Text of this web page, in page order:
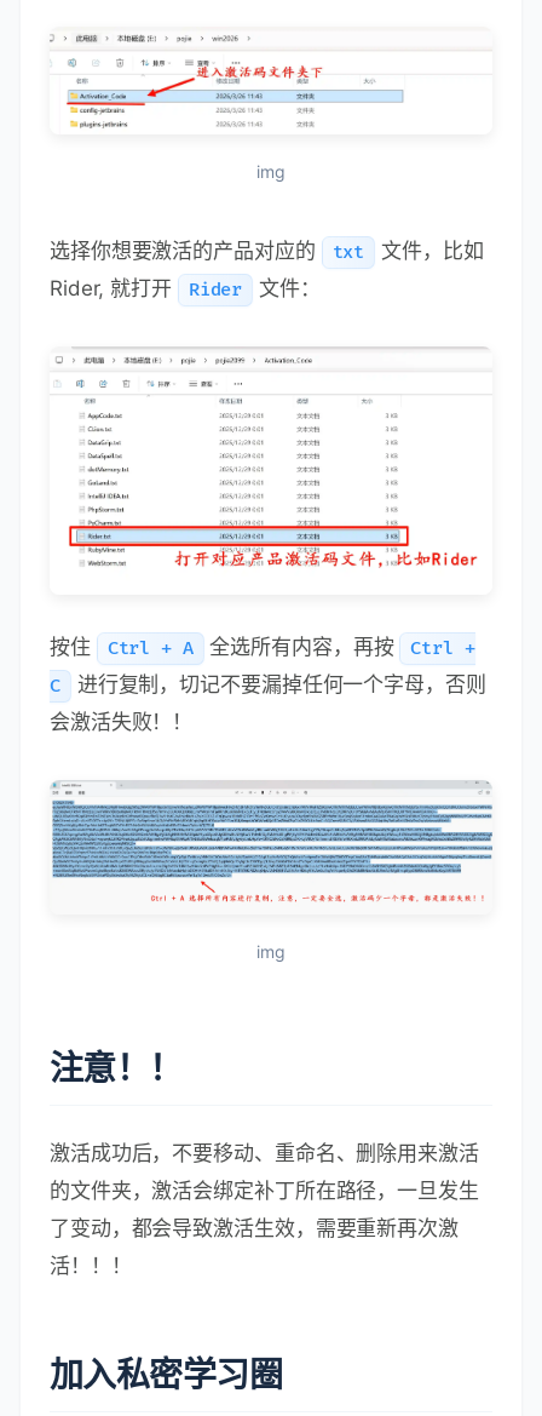
img
选择你想要激活的产品对应的 txt
文件，比如
Rider, 就打开
Rider 文件：
按住 Ctrl + A 全选所有内容，再按
Ctrl +
C
进行复制，切记不要漏掉任何一个字母，否则
会激活失败！！
img
注意！！
激活成功后，不要移动、重命名、删除用来激活
的文件夹，激活会绑定补丁所在路径，一旦发生
了变动，都会导致激活生效，需要重新再次激
活！！！
加入私密学习圈